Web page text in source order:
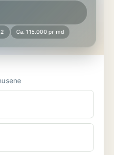
Ca. 115.000 pr md